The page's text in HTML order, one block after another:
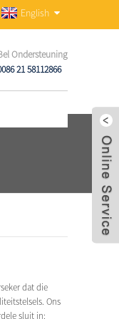
English
Ondersteuning
21 58112866
dat die
Ons
sluit in: